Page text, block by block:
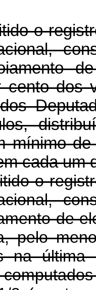
o
cento dos
mínimo
cada um
o
de
pelo
na